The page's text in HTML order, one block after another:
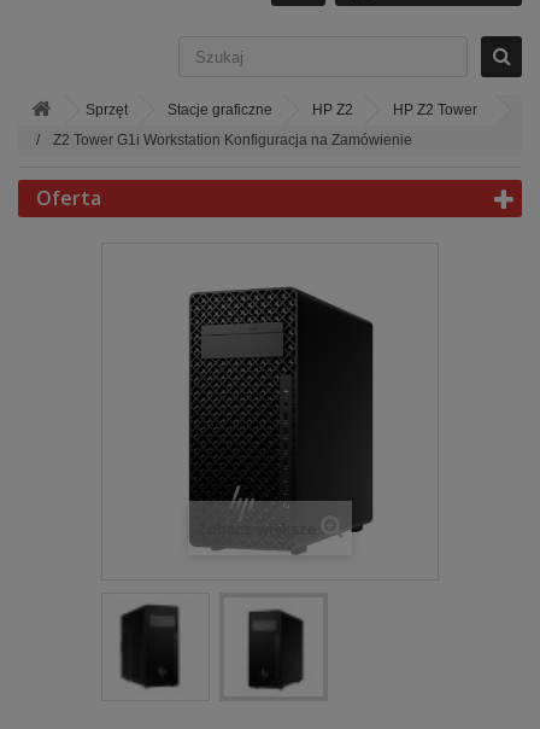
Sprzęt Stacje graficzne HP Z2
HP Z2 Tower
Z2 Tower G1i Workstation Konfiguracja na Zamówienie
Oferta
Zobacz większe